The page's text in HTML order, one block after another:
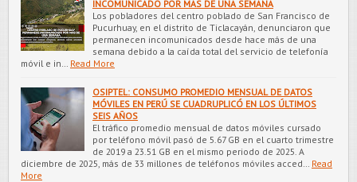
INCOMUNICADO POR MÁS DE UNA SEMANA
Los pobladores del centro poblado de San Francisco de
Pucurhuay, en el distrito de Ticlacayán, denunciaron que
permanecen incomunicados desde hace más de una
semana debido a la caída total del servicio de telefonía
móvil e in…
Read More
OSIPTEL: CONSUMO PROMEDIO MENSUAL DE DATOS
MÓVILES EN PERÚ SE CUADRUPLICÓ EN LOS ÚLTIMOS
SEIS AÑOS
El tráfico promedio mensual de datos móviles cursado
por teléfono móvil pasó de 5.67 GB en el cuarto trimestre
de 2019 a 23.51 GB en el mismo periodo de 2025. A
diciembre de 2025, más de 33 millones de teléfonos móviles acced…
Read
More